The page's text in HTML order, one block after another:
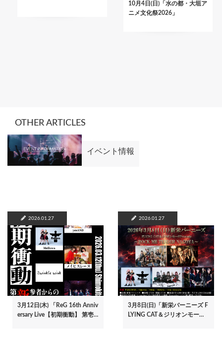
10月4日(日)「水の都・大垣ア
ニメ文化祭2026」
OTHER ARTICLES
イベント情報
2026.01.27
3月12日(木) 「ReG 16th Anniv
ersary Live【初期衝動】 第壱…
2026.01.27
3月8日(日)「新栄バーニーズ F
LYING CAT＆ジリオンモー…